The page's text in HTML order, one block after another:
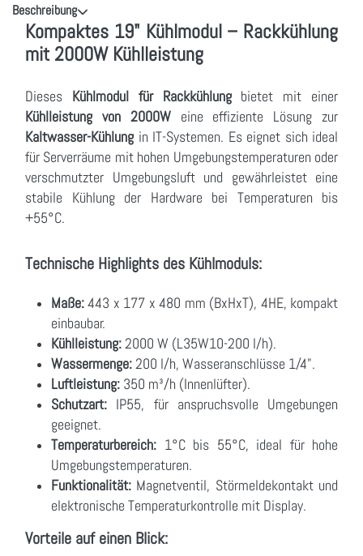
Beschreibung
Kompaktes 19" Kühlmodul – Rackkühlung
mit 2000W Kühlleistung
Dieses Kühlmodul für Rackkühlungbietet mit einer
Kühlleistung von 2000Weine effiziente Lösung zur
Kaltwasser-Kühlung in IT-Systemen. Es eignet sich ideal
für Serverräume mit hohen Umgebungstemperaturen oder
verschmutzter Umgebungsluft und gewährleistet eine
stabile Kühlung der Hardware bei Temperaturen bis
+55°C.
Technische Highlights des Kühlmoduls:
Maße:443 x 177 x 480 mm (BxHxT), 4HE, kompakt
einbaubar.
Kühlleistung:2000 W (L35W10-200 l/h).
Wassermenge:200 l/h, Wasseranschlüsse 1/4".
Luftleistung: 350 m³/h (Innenlüfter).
Schutzart: IP55, für anspruchsvolle Umgebungen
geeignet.
Temperaturbereich: 1°C bis 55°C, ideal für hohe
Umgebungstemperaturen.
Funktionalität: Magnetventil, Störmeldekontakt und
elektronische Temperaturkontrolle mit Display.
Vorteile auf einen Blick: